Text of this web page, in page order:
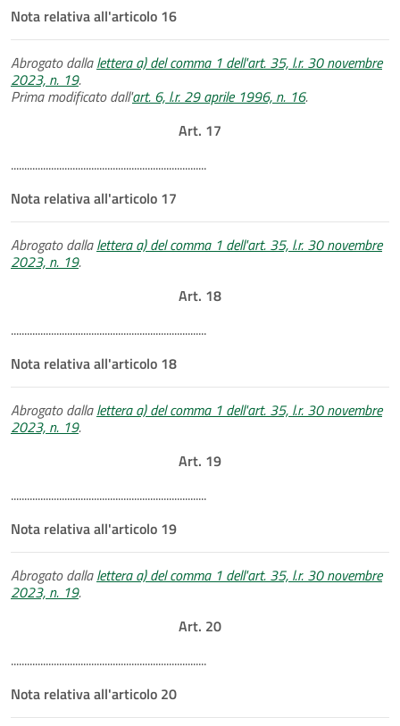
Nota relativa all'articolo 16
Abrogato dallalettera a) del comma 1 dell'art. 35, l.r. 30 novembre
2023, n. 19.
Prima modificato dall'art. 6, l.r. 29 aprile 1996, n. 16.
Art. 17
.........................................................................
Nota relativa all'articolo 17
Abrogato dallalettera a) del comma 1 dell'art. 35, l.r. 30 novembre
2023, n. 19.
Art. 18
.........................................................................
Nota relativa all'articolo 18
Abrogato dallalettera a) del comma 1 dell'art. 35, l.r. 30 novembre
2023, n. 19.
Art. 19
.........................................................................
Nota relativa all'articolo 19
Abrogato dallalettera a) del comma 1 dell'art. 35, l.r. 30 novembre
2023, n. 19.
Art. 20
.........................................................................
Nota relativa all'articolo 20